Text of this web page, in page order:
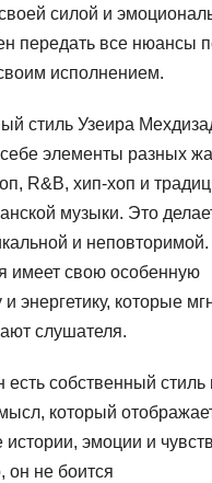
силой и
передать все нюансы
исполнением.
стиль Узеира
себе элементы разных
R&B, хип-хоп и
музыки. Это
и
имеет свою особенную
энергетику, которые
слушателя.
есть собственный стиль
который
эмоции и
он не боится